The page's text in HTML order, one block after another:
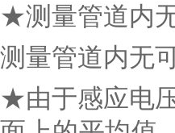
★测量管道内无
测量管道内无可
★由于感应电